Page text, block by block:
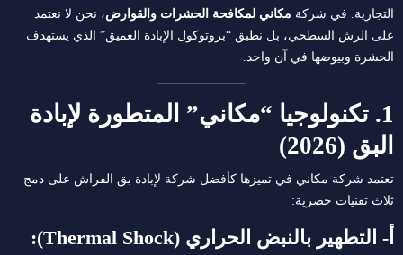
التجارية. في شركة مكاني لمكافحة الحشرات والقوارض، نحن لا نعتمد
على الرش السطحي، بل نطبق “بروتوكول الإبادة العميق” الذي يستهدف
الحشرة وبيوضها في آن واحد.
1. تكنولوجيا “مكاني” المتطورة لإبادة
البق (2026)
تعتمد شركة مكاني في تميزها كأفضل شركة لإبادة بق الفراش على دمج
ثلاث تقنيات حصرية:
أ- التطهير بالنبض الحراري (Thermal Shock):